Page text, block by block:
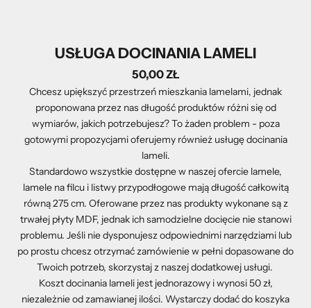
USŁUGA DOCINANIA LAMELI
50,00 ZŁ
Chcesz upiększyć przestrzeń mieszkania lamelami, jednak
proponowana przez nas długość produktów różni się od
wymiarów, jakich potrzebujesz? To żaden problem - poza
gotowymi propozycjami oferujemy również usługę docinania
lameli.
Standardowo wszystkie dostępne w naszej ofercie lamele,
lamele na filcu i listwy przypodłogowe mają długość całkowitą
równą 275 cm. Oferowane przez nas produkty wykonane są z
trwałej płyty MDF, jednak ich samodzielne docięcie nie stanowi
problemu. Jeśli nie dysponujesz odpowiednimi narzędziami lub
po prostu chcesz otrzymać zamówienie w pełni dopasowane do
Twoich potrzeb, skorzystaj z naszej dodatkowej usługi.
Koszt docinania lameli jest jednorazowy i wynosi 50 zł,
niezależnie od zamawianej ilości. Wystarczy dodać do koszyka